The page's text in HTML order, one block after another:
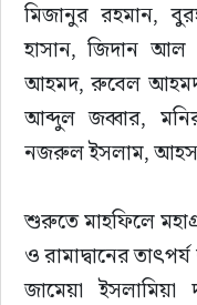
মিজানুর রহমান,
হাসান, জিদান
আহমদ, রুবেল
আব্দুল জব্বার,
নজরুল ইসলাম,
শুরুতে মাহফিলে
ও রামাদ্বানের
জামেয়া ইসলামিয়া